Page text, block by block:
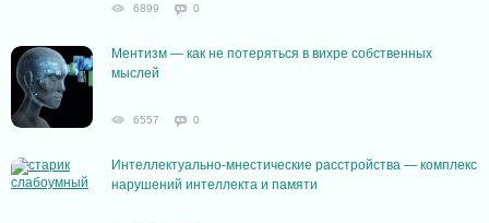
6899 0
Ментизм — как не потеряться в вихре собственных
мыслей
6557 0
Интеллектуально-мнестические расстройства — комплекс
нарушений интеллекта и памяти